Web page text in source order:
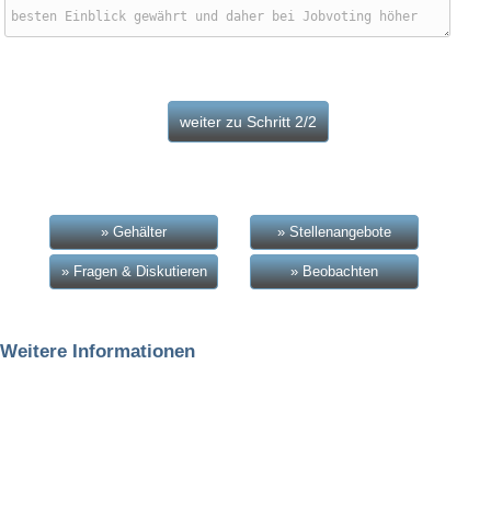
» Gehälter » Stellenangebote
» Fragen & Diskutieren » Beobachten
Weitere Informationen